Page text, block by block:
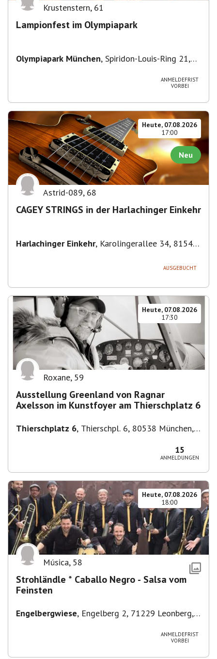
Krustenstern, 61
Lampionfest im Olympiapark
Olympiapark München, Spiridon-Louis-Ring 21,
ANMELDEFRIST
VORBEI
Heute, 07.08.2026
17:00
Neu
Astrid-089, 68
CAGEY STRINGS in der Harlachinger Einkehr
Harlachinger Einkehr, Karolingerallee 34, 81545
AUSGEBUCHT
Heute, 07.08.2026
17:30
Roxane, 59
Ausstellung Greenland von Ragnar
Axelsson im Kunstfoyer am Thierschplatz 6
Thierschplatz 6, Thierschpl. 6, 80538 München,
15
ANMELDUNGEN
Heute, 07.08.2026
18:00
Música, 58
Strohländle * Caballo Negro - Salsa vom
Feinsten
Engelbergwiese, Engelberg 2, 71229 Leonberg,
ANMELDEFRIST
VORBEI